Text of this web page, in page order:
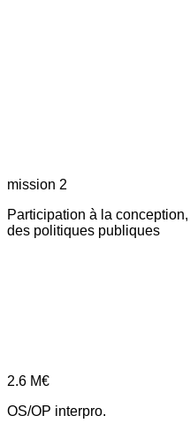
mission 2
Participation à la
des politiques publiques
2.6 M€
OS/OP interpro.